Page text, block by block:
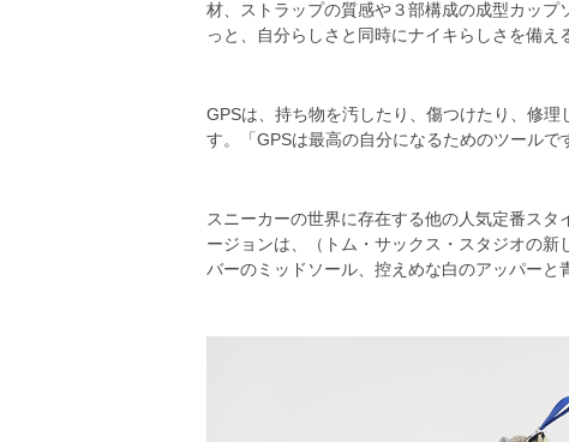
材、ストラップの質感や３部構成の成型カッ
っと、自分らしさと同時にナイキらしさを備え
GPSは、持ち物を汚したり、傷つけたり、修
す。「GPSは最高の自分になるためのツール
スニーカーの世界に存在する他の人気定番ス
ージョンは、（トム・サックス・スタジオの
バーのミッドソール、控えめな白のアッパーと